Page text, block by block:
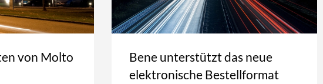
von Molto
Bene unterstützt das neue
elektronische Bestellformat